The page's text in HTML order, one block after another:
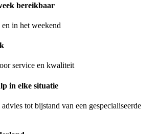
bereikbaar
en in het weekend
service en kwaliteit
in elke situatie
tot bijstand van een gespecialiseerde